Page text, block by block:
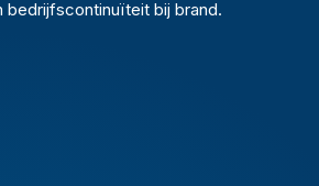
bedrijfscontinuïteit bij brand.